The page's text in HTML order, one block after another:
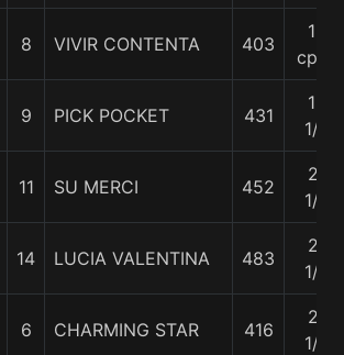
8 VIVIR CONTENTA 403
18
cpos
9 PICK POCKET 431
19
1/2
11 SU MERCI 452
21
1/4
14 LUCIA VALENTINA 483
21
1/4
6 CHARMING STAR 416
21
1/2